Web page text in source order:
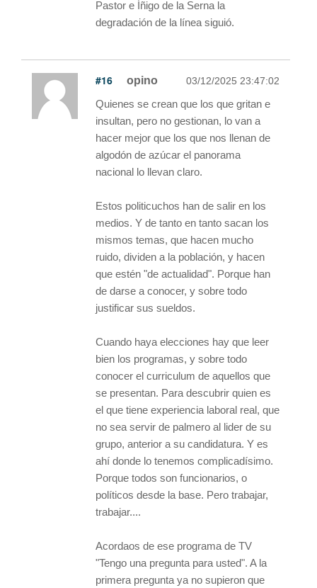
Pastor e Íñigo de la Serna la
degradación de la línea siguió.
#16 opino 03/12/2025 23:47:02
Quienes se crean que los que gritan e
insultan, pero no gestionan, lo van a
hacer mejor que los que nos llenan de
algodón de azúcar el panorama
nacional lo llevan claro.
Estos politicuchos han de salir en los
medios. Y de tanto en tanto sacan los
mismos temas, que hacen mucho
ruido, dividen a la población, y hacen
que estén "de actualidad". Porque han
de darse a conocer, y sobre todo
justificar sus sueldos.
Cuando haya elecciones hay que leer
bien los programas, y sobre todo
conocer el curriculum de aquellos que
se presentan. Para descubrir quien es
el que tiene experiencia laboral real, que
no sea servir de palmero al lider de su
grupo, anterior a su candidatura. Y es
ahí donde lo tenemos complicadísimo.
Porque todos son funcionarios, o
políticos desde la base. Pero trabajar,
trabajar....
Acordaos de ese programa de TV
"Tengo una pregunta para usted". A la
primera pregunta ya no supieron que